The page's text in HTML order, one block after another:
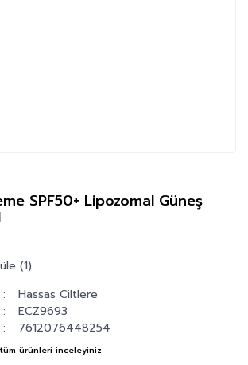
SPF50+ Lipozomal Güneş
(1)
Hassas Ciltlere
ECZ9693
7612076448254
tüm ürünleri inceleyiniz